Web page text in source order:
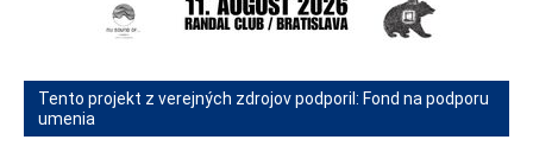
Tento projekt z verejných zdrojov podporil: Fond na podporu
umenia